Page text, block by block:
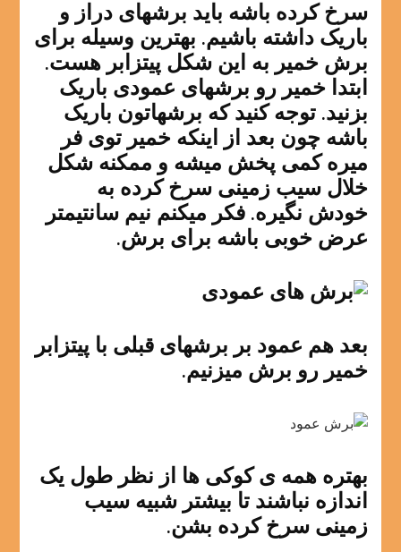
سرخ کرده باشه باید برشهای دراز و
باریک داشته باشیم. بهترین وسیله برای
برش خمیر به این شکل پیتزابر هست.
ابتدا خمیر رو برشهای عمودی باریک
بزنید. توجه کنید که برشهاتون باریک
باشه چون بعد از اینکه خمیر توی فر
میره کمی پخش میشه و ممکنه شکل
خلال سیب زمینی سرخ کرده به
خودش نگیره. فکر میکنم نیم سانتیمتر
عرض خوبی باشه برای برش.
بعد هم عمود بر برشهای قبلی با پیتزابر
خمیر رو برش میزنیم.
بهتره همه ی کوکی ها از نظر طول یک
اندازه نباشند تا بیشتر شبیه سیب
زمینی سرخ کرده بشن.